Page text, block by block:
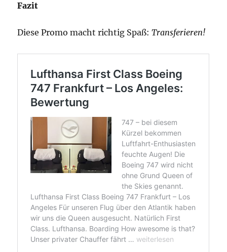
Fazit
Diese Promo macht richtig Spaß:Transferieren!